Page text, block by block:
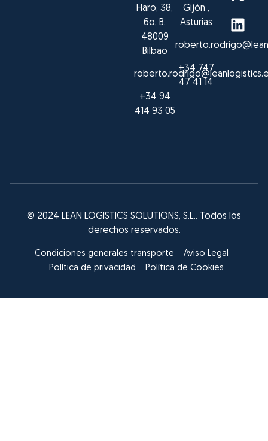
Haro, 38,
6o, B.
48009
Bilbao
+34 94
414 93 05
Gijón ,
Asturias
+34 747
47 41 14
© 2024 LEAN LOGISTICS SOLUTIONS, S.L.. Todos los
derechos reservados.
Condiciones generales transporte
Aviso Legal
Política de privacidad
Política de Cookies